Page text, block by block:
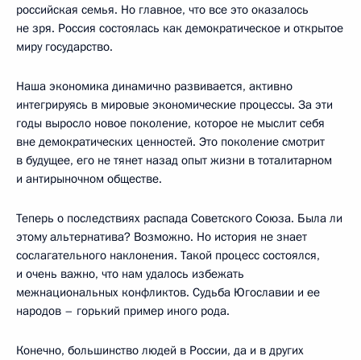
российская семья. Но главное, что все это оказалось
не зря. Россия состоялась как демократическое и открытое
миру государство.
Наша экономика динамично развивается, активно
интегрируясь в мировые экономические процессы. За эти
годы выросло новое поколение, которое не мыслит себя
вне демократических ценностей. Это поколение смотрит
в будущее, его не тянет назад опыт жизни в тоталитарном
и антирыночном обществе.
Теперь о последствиях распада Советского Союза. Была ли
этому альтернатива? Возможно. Но история не знает
сослагательного наклонения. Такой процесс состоялся,
и очень важно, что нам удалось избежать
межнациональных конфликтов. Судьба Югославии и ее
народов – горький пример иного рода.
Конечно, большинство людей в России, да и в других